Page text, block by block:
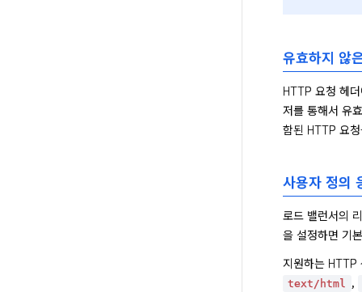
유효하지 않
HTTP 요청 헤
저를 통해서 유
함된 HTTP 요
사용자 정의
로드 밸런서의
을 설정하면 기
text/html ,